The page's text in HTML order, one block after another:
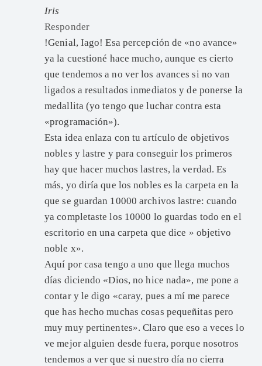
Iris
Responder
!Genial, Iago! Esa percepción de «no avance»
ya la cuestioné hace mucho, aunque es cierto
que tendemos a no ver los avances si no van
ligados a resultados inmediatos y de ponerse la
medallita (yo tengo que luchar contra esta
«programación»).
Esta idea enlaza con tu artículo de objetivos
nobles y lastre y para conseguir los primeros
hay que hacer muchos lastres, la verdad. Es
más, yo diría que los nobles es la carpeta en la
que se guardan 10000 archivos lastre: cuando
ya completaste los 10000 lo guardas todo en el
escritorio en una carpeta que dice » objetivo
noble x».
Aquí por casa tengo a uno que llega muchos
días diciendo «Dios, no hice nada», me pone a
contar y le digo «caray, pues a mí me parece
que has hecho muchas cosas pequeñitas pero
muy muy pertinentes». Claro que eso a veces lo
ve mejor alguien desde fuera, porque nosotros
tendemos a ver que si nuestro día no cierra